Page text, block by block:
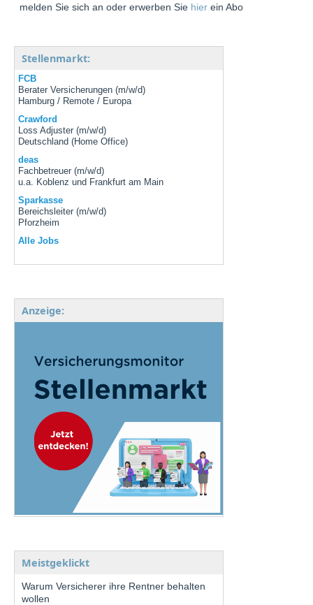
melden Sie sich an oder erwerben Sie hier ein Abo
Stellenmarkt:
FCB
Berater Versicherungen (m/w/d)
Hamburg / Remote / Europa
Crawford
Loss Adjuster (m/w/d)
Deutschland (Home Office)
deas
Fachbetreuer (m/w/d)
u.a. Koblenz und Frankfurt am Main
Sparkasse
Bereichsleiter (m/w/d)
Pforzheim
Alle Jobs
Anzeige:
Meistgeklickt
Warum Versicherer ihre Rentner behalten
wollen